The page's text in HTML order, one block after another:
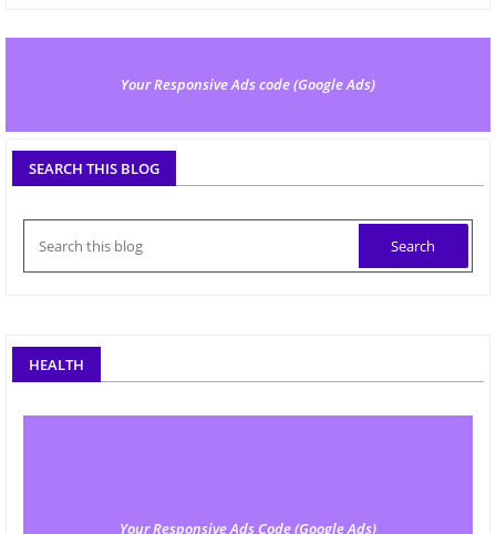
Your Responsive Ads code (Google Ads)
SEARCH THIS BLOG
HEALTH
Your Responsive Ads Code (Google Ads)